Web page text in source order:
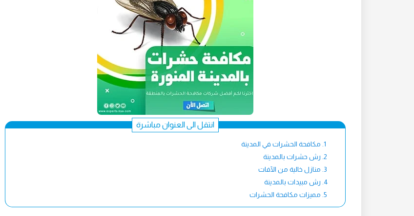
انتقل الى العنوان مباشرة
مكافحة الحشرات في المدينة
رش حشرات بالمدينة
منازل خالية من الآفات
رش مبيدات بالمدينة
مميزات مكافحة الحشرات